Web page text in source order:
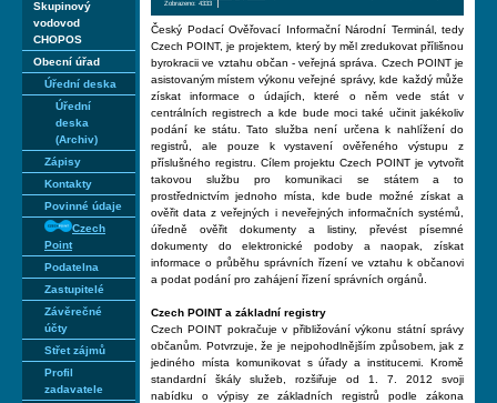
Skupinový
vodovod
CHOPOS
Obecní úřad
Úřední deska
Úřední
deska
(Archiv)
Zápisy
Kontakty
Povinné údaje
Czech
Point
Podatelna
Zastupitelé
Závěrečné
účty
Střet zájmů
Profil
zadavatele
Zobrazeno: 4333
Český Podací Ověřovací Informační Národní Terminál, tedy
Czech POINT, je projektem, který by měl zredukovat přílišnou
byrokracii ve vztahu občan - veřejná správa. Czech POINT je
asistovaným místem výkonu veřejné správy, kde každý může
získat informace o údajích, které o něm vede stát v
centrálních registrech a kde bude moci také učinit jakékoliv
podání ke státu. Tato služba není určena k nahlížení do
registrů, ale pouze k vystavení ověřeného výstupu z
příslušného registru. Cílem projektu Czech POINT je vytvořit
takovou službu pro komunikaci se státem a to
prostřednictvím jednoho místa, kde bude možné získat a
ověřit data z veřejných i neveřejných informačních systémů,
úředně ověřit dokumenty a listiny, převést písemné
dokumenty do elektronické podoby a naopak, získat
informace o průběhu správních řízení ve vztahu k občanovi
a podat podání pro zahájení řízení správních orgánů.
Czech POINT a základní registry
Czech POINT pokračuje v přibližování výkonu státní správy
občanům. Potvrzuje, že je nejpohodlnějším způsobem, jak z
jediného místa komunikovat s úřady a institucemi. Kromě
standardní škály služeb, rozšiřuje od 1. 7. 2012 svoji
nabídku o výpisy ze základních registrů podle zákona